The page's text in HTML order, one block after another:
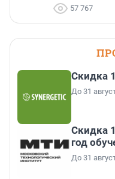
57 767
Скидка
До 31
Скидка
год
До 31